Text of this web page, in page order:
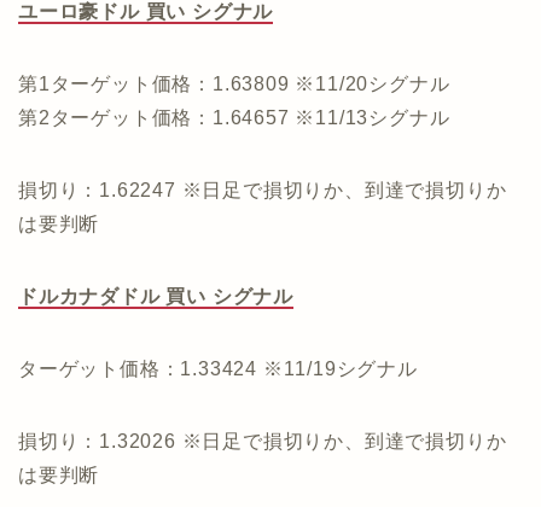
ユーロ豪ドル 買い シグナル
第1ターゲット価格：1.63809 ※11/20シグナル
第2ターゲット価格：1.64657 ※11/13シグナル
損切り：1.62247 ※日足で損切りか、到達で損切りか
は要判断
ドルカナダドル 買い シグナル
ターゲット価格：1.33424 ※11/19シグナル
損切り：1.32026 ※日足で損切りか、到達で損切りか
は要判断